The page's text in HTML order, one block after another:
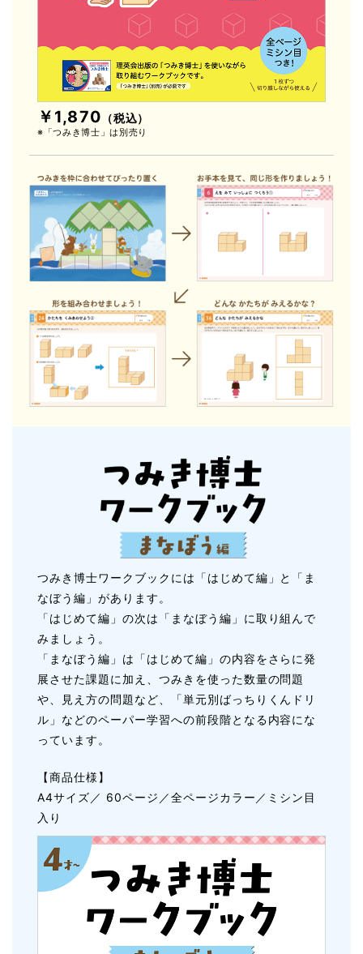
￥1,870 （税込）
※「つみき博士」は別売り
つみき博士ワークブックには「はじめて編」と「ま
なぼう編」があります。
「はじめて編」の次は「まなぼう編」に取り組んで
みましょう。
「まなぼう編」は「はじめて編」の内容をさらに発
展させた課題に加え、つみきを使った数量の問題
や、見え方の問題など、「単元別ばっちりくんドリ
ル」などのペーパー学習への前段階となる内容にな
っています。
【商品仕様】
A4サイズ／ 60ページ／全ページカラー／ミシン目
入り